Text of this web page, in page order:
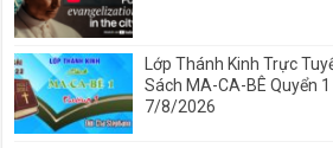
Lớp Thánh Kinh Trực
Sách MA-CA-BÊ Quyển 1
7/8/2026